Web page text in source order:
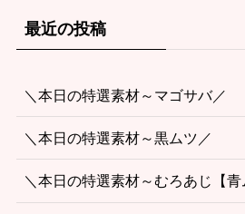
最近の投稿
＼本日の特選素材～マゴサバ／
＼本日の特選素材～黒ムツ／
＼本日の特選素材～むろあじ【